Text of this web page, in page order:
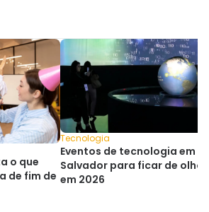
o que
de fim de
Tecnologia
Eventos de tecnologia em
Salvador para ficar de olho
em 2026